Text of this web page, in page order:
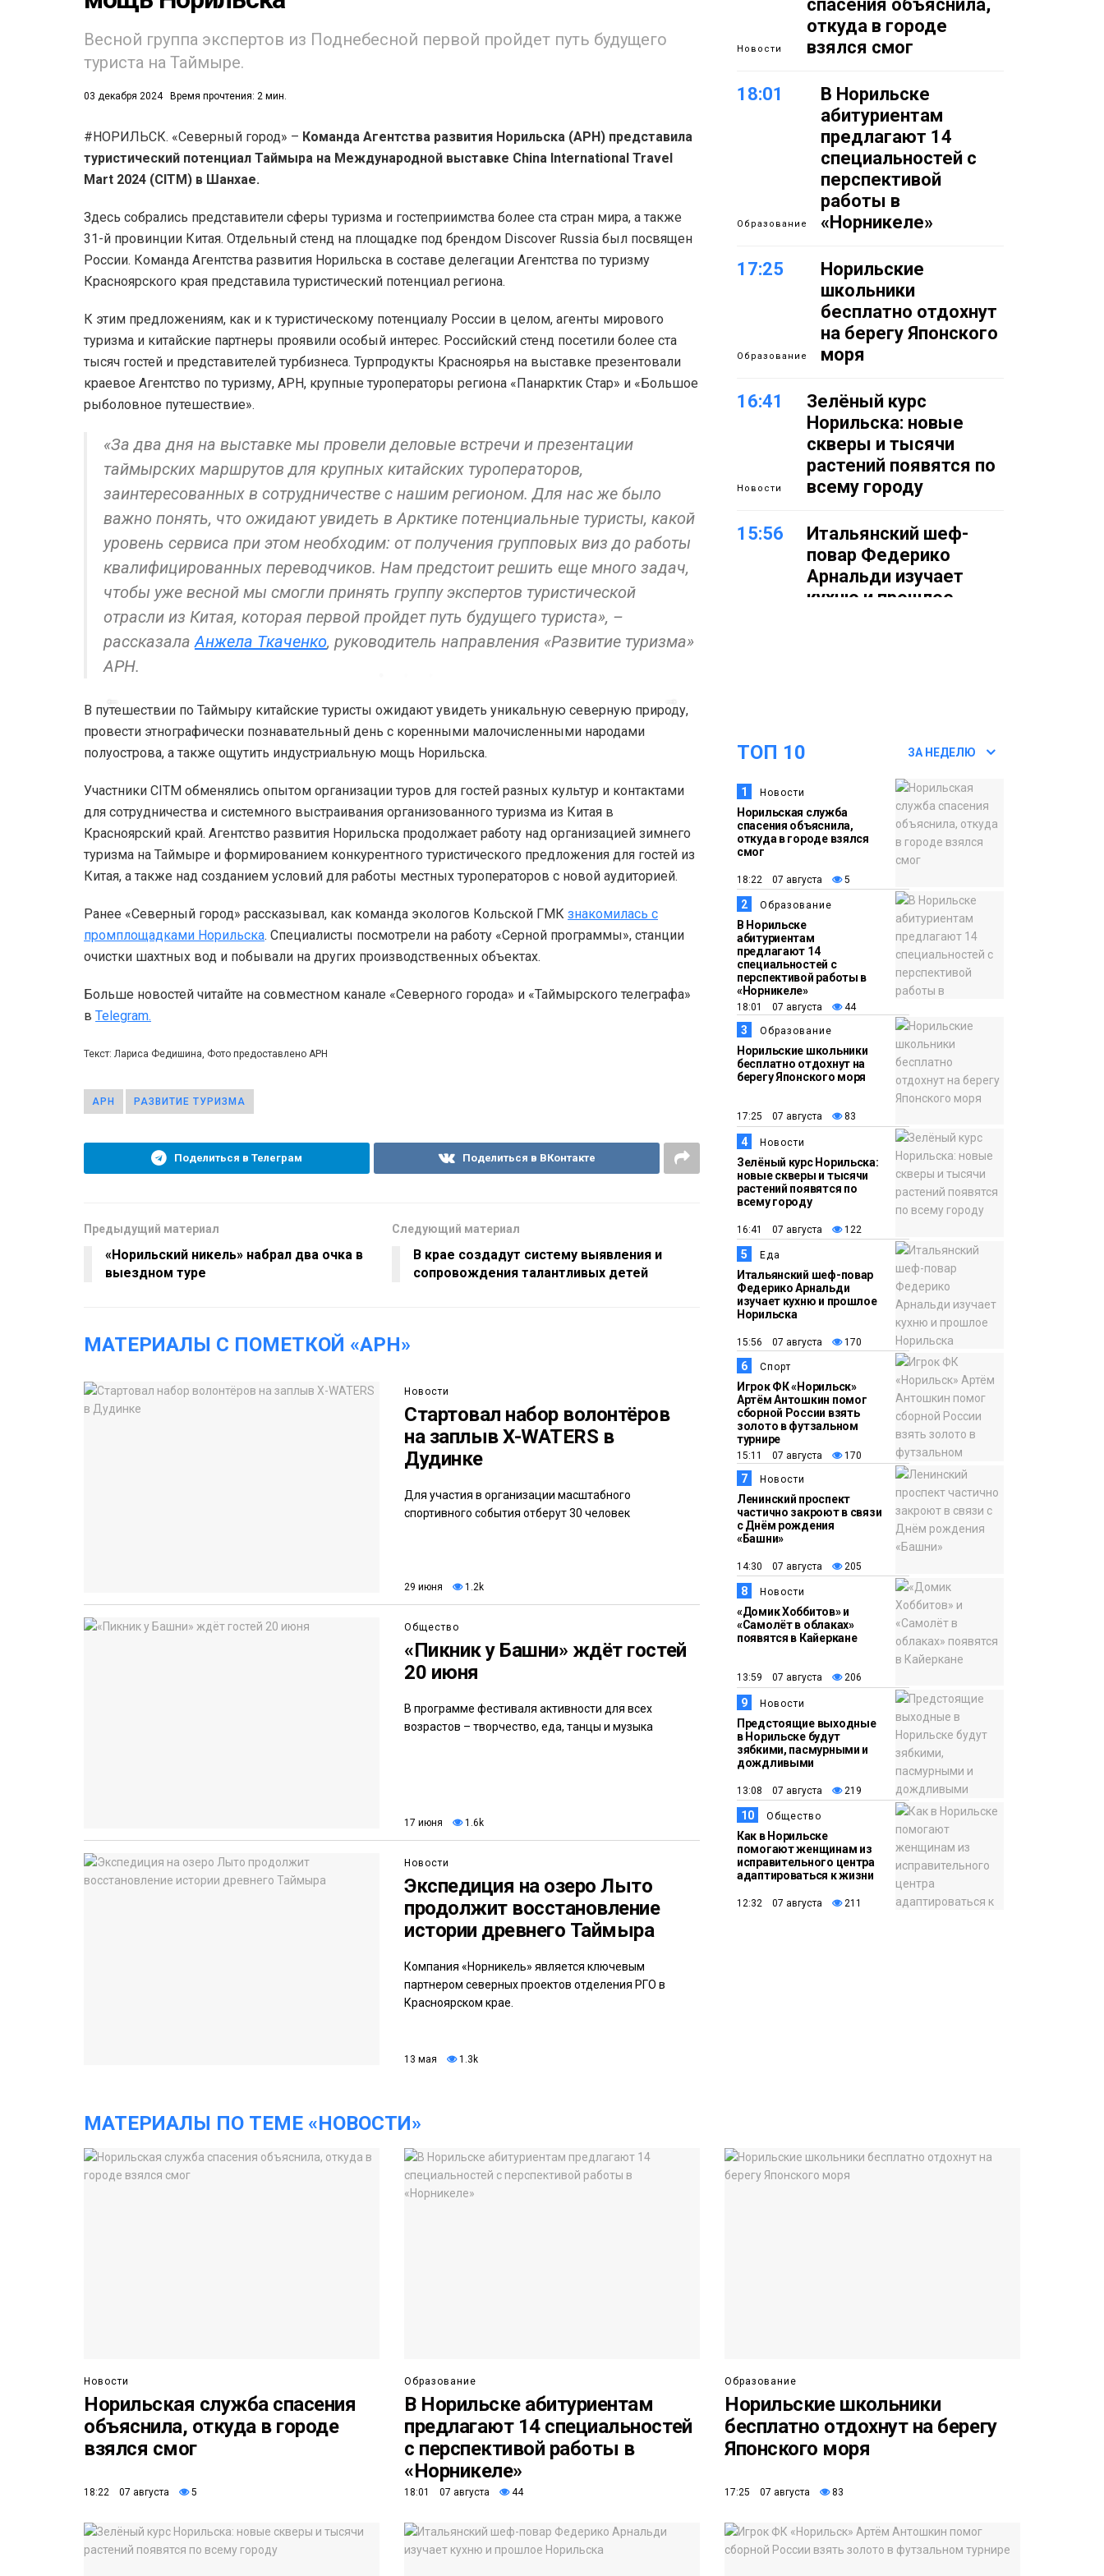
Весной группа экспертов из Поднебесной первой пройдет путь будущего
туриста на Таймыре.
03 декабря 2024 Время прочтения: 2 мин.
#НОРИЛЬСК. «Северный город» – Команда Агентства развития Норильска (АРН) представила
туристический потенциал Таймыра на Международной выставке China International Travel
Mart 2024 (CITM) в Шанхае.
Здесь собрались представители сферы туризма и гостеприимства более ста стран мира, а также
31-й провинции Китая. Отдельный стенд на площадке под брендом Discover Russia был посвящен
России. Команда Агентства развития Норильска в составе делегации Агентства по туризму
Красноярского края представила туристический потенциал региона.
К этим предложениям, как и к туристическому потенциалу России в целом, агенты мирового
туризма и китайские партнеры проявили особый интерес. Российский стенд посетили более ста
тысяч гостей и представителей турбизнеса. Турпродукты Красноярья на выставке презентовали
краевое Агентство по туризму, АРН, крупные туроператоры региона «Панарктик Стар» и «Большое
рыболовное путешествие».
«За два дня на выставке мы провели деловые встречи и презентации
таймырских маршрутов для крупных китайских туроператоров,
заинтересованных в сотрудничестве с нашим регионом. Для нас же было
важно понять, что ожидают увидеть в Арктике потенциальные туристы, какой
уровень сервиса при этом необходим: от получения групповых виз до работы
квалифицированных переводчиков. Нам предстоит решить еще много задач,
чтобы уже весной мы смогли принять группу экспертов туристической
отрасли из Китая, которая первой пройдет путь будущего туриста», –
рассказала Анжела Ткаченко, руководитель направления «Развитие туризма»
АРН.
В путешествии по Таймыру китайские туристы ожидают увидеть уникальную северную природу,
провести этнографически познавательный день с коренными малочисленными народами
полуострова, а также ощутить индустриальную мощь Норильска.
Участники CITM обменялись опытом организации туров для гостей разных культур и контактами
для сотрудничества и системного выстраивания организованного туризма из Китая в
Красноярский край. Агентство развития Норильска продолжает работу над организацией зимнего
туризма на Таймыре и формированием конкурентного туристического предложения для гостей из
Китая, а также над созданием условий для работы местных туроператоров с новой аудиторией.
Ранее «Северный город» рассказывал, как команда экологов Кольской ГМК знакомилась с
промплощадками Норильска. Специалисты посмотрели на работу «Серной программы», станции
очистки шахтных вод и побывали на других производственных объектах.
Больше новостей читайте на совместном канале «Северного города» и «Таймырского телеграфа»
в Telegram.
Текст: Лариса Федишина, Фото предоставлено АРН
АРН РАЗВИТИЕ ТУРИЗМА
Поделиться в Телеграм Поделиться в ВКонтакте
Предыдущий материал
«Норильский никель» набрал два очка в
выездном туре
Следующий материал
В крае создадут систему выявления и
сопровождения талантливых детей
МАТЕРИАЛЫ С ПОМЕТКОЙ «АРН»
Новости
Стартовал набор волонтёров
на заплыв X-WATERS в
Дудинке
Для участия в организации масштабного
спортивного события отберут 30 человек
29 июня 1.2k
Общество
«Пикник у Башни» ждёт гостей
20 июня
В программе фестиваля активности для всех
возрастов – творчество, еда, танцы и музыка
17 июня 1.6k
Новости
Экспедиция на озеро Лыто
продолжит восстановление
истории древнего Таймыра
Компания «Норникель» является ключевым
партнером северных проектов отделения РГО в
Красноярском крае.
13 мая 1.3k
Новости
спасения объяснила,
откуда в городе
взялся смог
18:01
Образование
В Норильске
абитуриентам
предлагают 14
специальностей с
перспективой
работы в
«Норникеле»
17:25
Образование
Норильские
школьники
бесплатно отдохнут
на берегу Японского
моря
16:41
Новости
Зелёный курс
Норильска: новые
скверы и тысячи
растений появятся по
всему городу
15:56
Итальянский шеф-
повар Федерико
Арнальди изучает
кухню и прошлое
Спорт
футзальном турнире
14:30
Ленинский проспект
частично закроют в
связи с Днём
рождения «Башни»
13:59
Новости
«Домик Хоббитов» и
«Самолёт в облаках»
появятся в Кайеркане
13:08
Новости
Предстоящие
выходные в
Норильске будут
зябкими, пасмурными
и дождливыми
12:32
Общество
Как в Норильске
помогают женщинам
из исправительного
центра
адаптироваться к
жизни
ТОП 10 ЗА НЕДЕЛЮ
1 Новости
Норильская служба
спасения объяснила,
откуда в городе взялся
смог
18:22 07 августа 5
2 Образование
В Норильске
абитуриентам
предлагают 14
специальностей с
перспективой работы в
«Норникеле»
18:01 07 августа 44
3 Образование
Норильские школьники
бесплатно отдохнут на
берегу Японского моря
17:25 07 августа 83
4 Новости
Зелёный курс Норильска:
новые скверы и тысячи
растений появятся по
всему городу
16:41 07 августа 122
5 Еда
Итальянский шеф-повар
Федерико Арнальди
изучает кухню и прошлое
Норильска
15:56 07 августа 170
6 Спорт
Игрок ФК «Норильск»
Артём Антошкин помог
сборной России взять
золото в футзальном
турнире
15:11 07 августа 170
7 Новости
Ленинский проспект
частично закроют в связи
с Днём рождения
«Башни»
14:30 07 августа 205
8 Новости
«Домик Хоббитов» и
«Самолёт в облаках»
появятся в Кайеркане
13:59 07 августа 206
9 Новости
Предстоящие выходные
в Норильске будут
зябкими, пасмурными и
дождливыми
13:08 07 августа 219
10 Общество
Как в Норильске
помогают женщинам из
исправительного центра
адаптироваться к жизни
12:32 07 августа 211
МАТЕРИАЛЫ ПО ТЕМЕ «НОВОСТИ»
Новости
Норильская служба спасения
объяснила, откуда в городе
взялся смог
18:22 07 августа 5
Образование
В Норильске абитуриентам
предлагают 14 специальностей
с перспективой работы в
«Норникеле»
18:01 07 августа 44
Образование
Норильские школьники
бесплатно отдохнут на берегу
Японского моря
17:25 07 августа 83